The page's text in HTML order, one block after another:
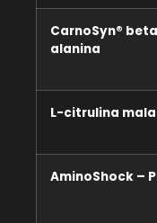
CarnoSyn®
alanina
L-citrulina
AminoShock –